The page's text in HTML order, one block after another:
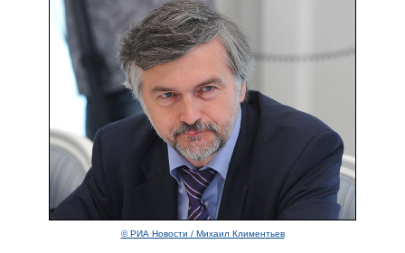
© РИА Новости / Михаил Климентьев